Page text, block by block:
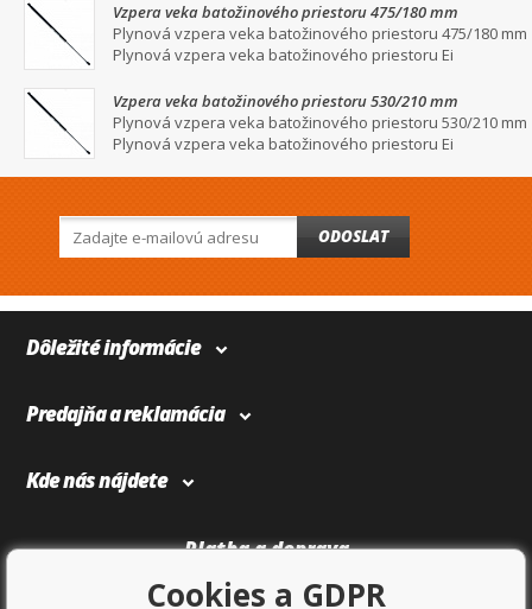
Vzpera veka batožinového priestoru 475/180 mm
Plynová vzpera veka batožinového priestoru 475/180 mm
Plynová vzpera veka batožinového priestoru Ei
Vzpera veka batožinového priestoru 530/210 mm
Plynová vzpera veka batožinového priestoru 530/210 mm
Plynová vzpera veka batožinového priestoru Ei
ODOSLAT
Dôležité informácie
Predajňa a reklamácia
Kde nás nájdete
Platba a doprava
Cookies a GDPR